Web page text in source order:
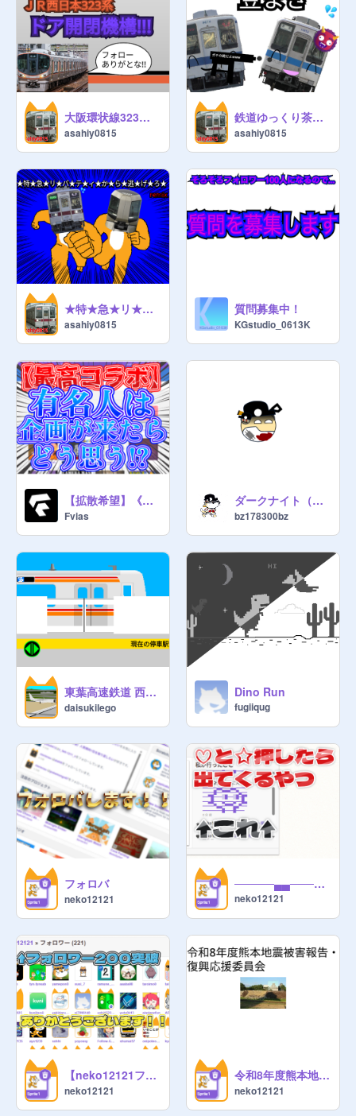
大阪環状線323系 ドア開閉機構!!! 拡散希望☆
asahiy0815
鉄道ゆっくり茶番 豆まき
asahiy0815
★特★急★リ★バ★テ★ィ★か★ら★逃★げ★ろ★
asahiy0815
質問募集中！
KGstudio_0613K
【拡散希望】《コラボ企画》!!_有名人とチュトリ勝負!
Fvias
ダークナイト（ボール版）
bz178300bz
東葉高速鉄道 西船橋→東葉勝田台 車掌ゲーム
daisukilego
Dino Run
fugiiqug
フォロバ
neko12121
─────▄▄───▄▄──── ────█──▀▀▀──▀▄── ──▀█───▒█──▒█─█▀ ──▄█───▄───▄──█▄ ────▀▄▄─▀▀▀▄▄▀── ───────█───█───
neko12121
【neko12121フォロワー】200突破！！
neko12121
令和8年度熊本地震被害報告・復興応援委員会 拡散用プロジェクト
neko12121